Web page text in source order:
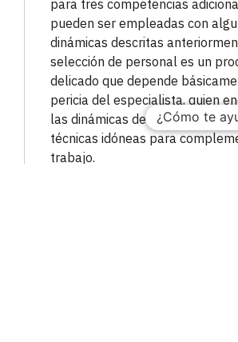
para tres competencias
pueden ser empleadas con
dinámicas descritas
selección de personal es un
delicado que depende
pericia del especialista, quien
las dinámicas de grupo un
técnicas idóneas para
trabajo.
¿Cómo te